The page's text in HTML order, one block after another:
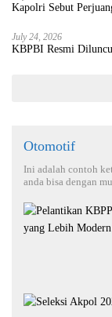
Kapolri Sebut
July 24, 2026
KBPBI Resmi
Otomotif
Ini adalah contoh
anda bisa dengan